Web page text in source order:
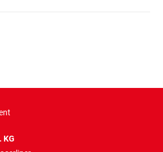
KG